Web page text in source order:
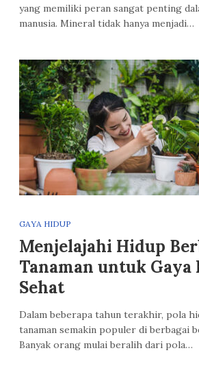
yang memiliki peran sangat penting
manusia. Mineral tidak hanya menjadi…
GAYA HIDUP
Menjelajahi Hidup
Tanaman untuk Gaya
Sehat
Dalam beberapa tahun terakhir, pola
tanaman semakin populer di berbagai
Banyak orang mulai beralih dari pola…